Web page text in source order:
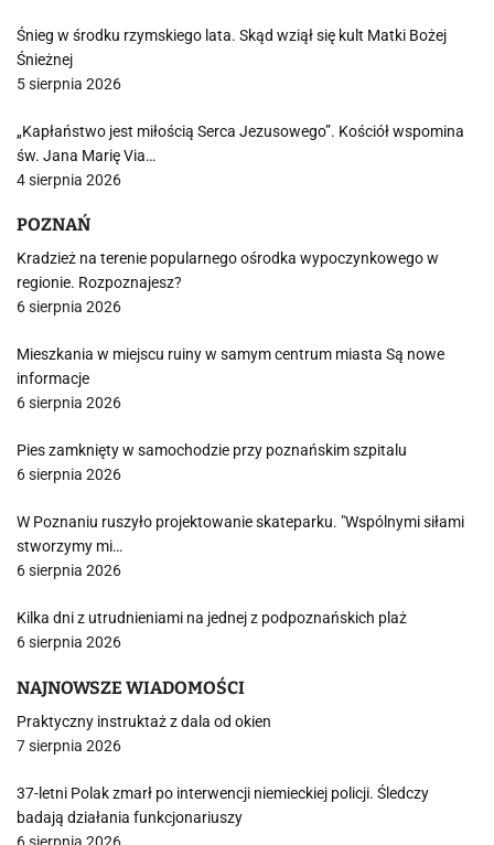
Śnieg w środku rzymskiego lata. Skąd wziął się kult Matki Bożej
Śnieżnej
5 sierpnia 2026
„Kapłaństwo jest miłością Serca Jezusowego”. Kościół wspomina
św. Jana Marię Via…
4 sierpnia 2026
POZNAŃ
Kradzież na terenie popularnego ośrodka wypoczynkowego w
regionie. Rozpoznajesz?
6 sierpnia 2026
Mieszkania w miejscu ruiny w samym centrum miasta Są nowe
informacje
6 sierpnia 2026
Pies zamknięty w samochodzie przy poznańskim szpitalu
6 sierpnia 2026
W Poznaniu ruszyło projektowanie skateparku. "Wspólnymi siłami
stworzymy mi…
6 sierpnia 2026
Kilka dni z utrudnieniami na jednej z podpoznańskich plaż
6 sierpnia 2026
NAJNOWSZE WIADOMOŚCI
Praktyczny instruktaż z dala od okien
7 sierpnia 2026
37-letni Polak zmarł po interwencji niemieckiej policji. Śledczy
badają działania funkcjonariuszy